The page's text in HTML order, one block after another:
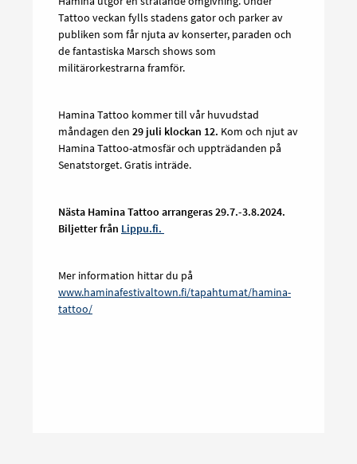
Tattoo veckan fylls stadens gator och parker av
publiken som får njuta av konserter, paraden och
de fantastiska Marsch shows som
militärorkestrarna framför.
Hamina Tattoo kommer till vår huvudstad
måndagen den 29 juli klockan 12. Kom och njut av
Hamina Tattoo-atmosfär och uppträdanden på
Senatstorget. Gratis inträde.
Nästa Hamina Tattoo arrangeras 29.7.-3.8.2024.
Biljetter från Lippu.fi.
Mer information hittar du på
www.haminafestivaltown.fi/tapahtumat/hamina-
tattoo/